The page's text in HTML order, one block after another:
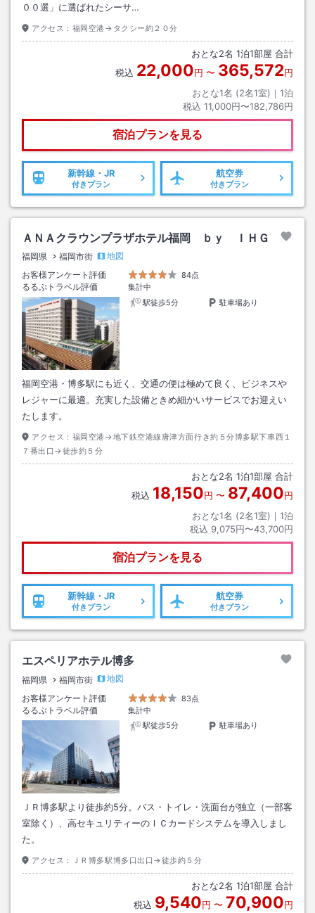
００選」に選ばれたシーサ…
アクセス： 福岡空港→タクシー約２０分
おとな2名 1泊1部屋 合計
税込 22,000円 〜 365,572円
おとな1名 (2名1室)｜ 1泊
税込 11,000円〜182,786円
宿泊プランを見る
新幹線・JR
付きプラン
航空券
付きプラン
ＡＮＡクラウンプラザホテル福岡 ｂｙ ＩＨＧ
福岡県 福岡市街
地図
お客様アンケート評価
84点
るるぶトラベル評価
集計中
駅徒歩5分
駐車場あり
福岡空港・博多駅にも近く、交通の便は極めて良く、ビジネスや
レジャーに最適。充実した設備ときめ細かいサービスでお迎えい
たします。
アクセス： 福岡空港→地下鉄空港線唐津方面行き約５分博多駅下車西１
７番出口→徒歩約５分
おとな2名 1泊1部屋 合計
税込 18,150円 〜 87,400円
おとな1名 (2名1室)｜ 1泊
税込 9,075円〜43,700円
宿泊プランを見る
新幹線・JR
付きプラン
航空券
付きプラン
エスペリアホテル博多
福岡県 福岡市街
地図
お客様アンケート評価
83点
るるぶトラベル評価
集計中
駅徒歩5分
駐車場あり
ＪＲ博多駅より徒歩約5分。バス・トイレ・洗面台が独立（一部客
室除く）、高セキュリティーのＩＣカードシステムを導入しまし
た。
アクセス： ＪＲ博多駅博多口出口→徒歩約５分
おとな2名 1泊1部屋 合計
税込 9,540円 〜 70,900円